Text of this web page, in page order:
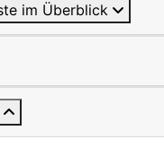
im Überblick